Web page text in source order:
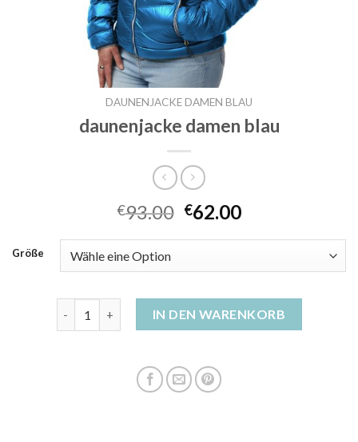
DAUNENJACKE DAMEN BLAU
daunenjacke damen blau
€93.00 €62.00
Größe
daunenjacke damen blau Menge
IN DEN WARENKORB